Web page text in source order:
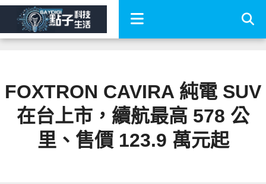
FOXTRON CAVIRA 純電 SUV
在台上市，續航最高 578 公
里、售價 123.9 萬元起